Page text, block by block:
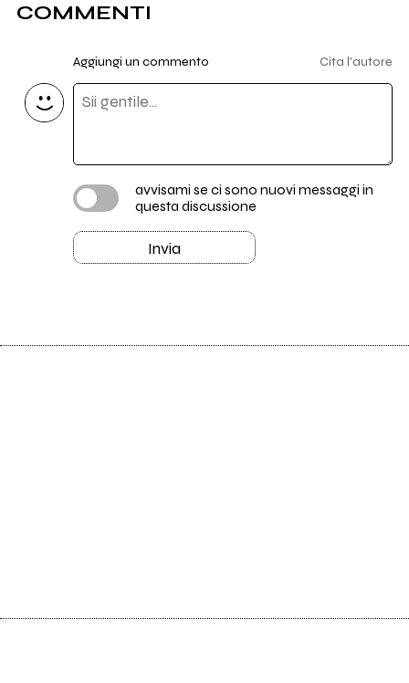
COMMENTI
Aggiungi un commento Cita l'autore
avvisami se ci sono nuovi messaggi in
questa discussione
Invia